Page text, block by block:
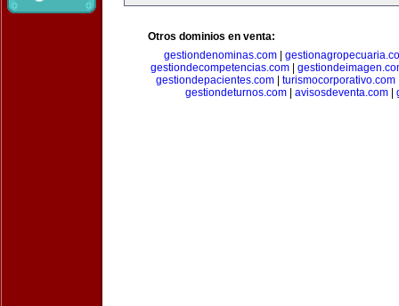
Otros dominios en venta:
gestiondenominas.com|
gestiondecompetencias.com|
gestiondepacientes.com| turismocorporativo.com
gestiondeturnos.com| avisosdeventa.com|